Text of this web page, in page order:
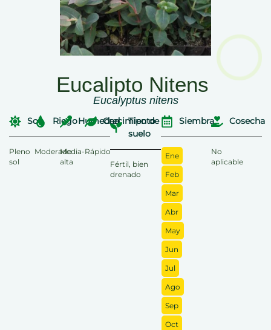
Eucalipto Nitens
Eucalyptus nitens
Sol
Pleno
sol
Riego
Moderado
Humedad
Media-
alta
Crecimiento
Rápido
Tipo de
suelo
Fértil, bien
drenado
Siembra
Ene
Feb
Mar
Abr
May
Jun
Jul
Ago
Sep
Oct
Cosecha
No
aplicable